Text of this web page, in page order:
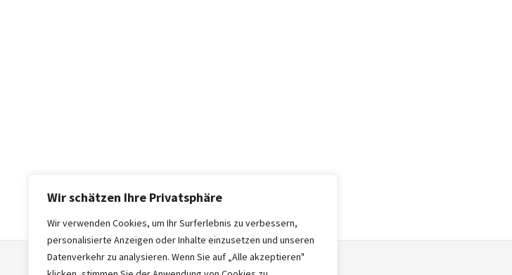
Wir schätzen Ihre Privatsphäre
Wir verwenden Cookies, um Ihr Surferlebnis zu verbessern,
personalisierte Anzeigen oder Inhalte einzusetzen und unseren
Datenverkehr zu analysieren. Wenn Sie auf „Alle akzeptieren"